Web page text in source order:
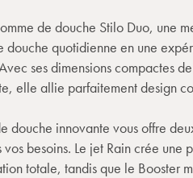
de douche Stilo Duo, une
douche quotidienne en une
ses dimensions compactes
elle allie parfaitement design
douche innovante vous offre
vos besoins. Le jet Rain crée
totale, tandis que le Booster